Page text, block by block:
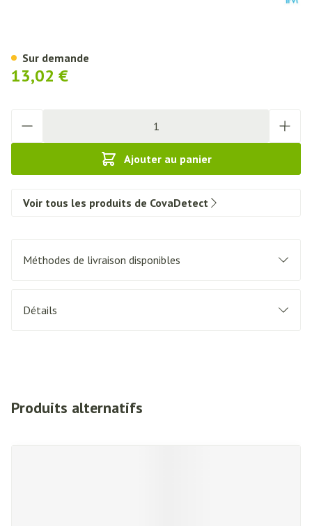
13,02 €
Ajouter au panier
Sur demande
Voir tous les produits de CovaDetect
Méthodes de livraison disponibles
Détails
Produits alternatifs